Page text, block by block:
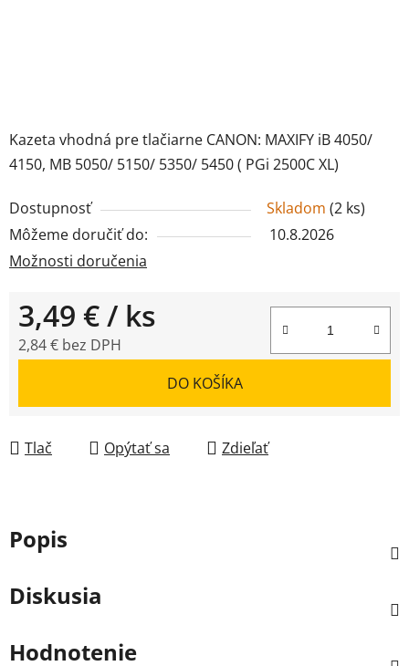
Kazeta vhodná pre tlačiarne CANON: MAXIFY iB 4050/
4150, MB 5050/ 5150/ 5350/ 5450 ( PGi 2500C XL)
Dostupnosť Skladom (2 ks)
Môžeme doručiť do:
10.8.2026
Možnosti doručenia
3,49 €/ ks
2,84 € bez DPH
DO KOŠÍKA
Tlač Opýtať sa Zdieľať
Popis
Diskusia
Hodnotenie